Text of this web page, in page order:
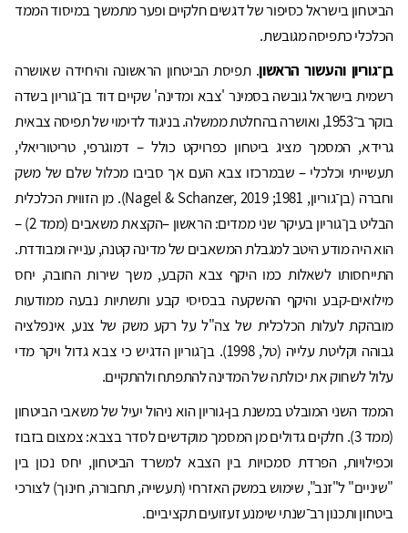
הביטחון בישראל כסיפור של דגשים חלקיים ופער מתמשך במיסוד הממד
הכלכלי כתפיסה מגובשת.
בן־גוריון והעשור הראשון. תפיסת הביטחון הראשונה והיחידה שאושרה
רשמית בישראל גובשה בסמינר 'צבא ומדינה' שקיים דוד בן־גוריון בשדה
בוקר ב־1953, ואושרה בהחלטת ממשלה. בניגוד לדימוי של תפיסה צבאית
גרידא, המסמך מציג ביטחון כפרויקט כולל – דמוגרפי, טריטוריאלי,
תעשייתי וכלכלי – שבמרכזו צבא העם אך סביבו מכלול שלם של משק
וחברה (בן־גוריון, 1981; Nagel & Schanzer, 2019). מן הזווית הכלכלית
הבליט בן־גוריון בעיקר שני ממדים: הראשון –הקצאת משאבים (ממד 2) –
הוא היה מודע היטב למגבלת המשאבים של מדינה קטנה, ענייה ומבודדת.
התייחסותו לשאלות כמו היקף צבא הקבע, משך שירות החובה, יחס
מילואים-קבע והיקף ההשקעה בבסיסי קבע ותשתיות נבעה ממודעות
מובהקת לעלות הכלכלית של צה"ל על רקע משק של צנע, אינפלציה
גבוהה וקליטת עלייה (טל, 1998). בן־גוריון הדגיש כי צבא גדול ויקר מדי
עלול לשחוק את יכולתה של המדינה להתפתח ולהתקיים.
הממד השני המובלט במשנת בן-גוריון הוא ניהול יעיל של משאבי הביטחון
(ממד 3). חלקים גדולים מן המסמך מוקדשים לסדר בצבא: צמצום בזבוז
וכפילויות, הפרדת סמכויות בין הצבא למשרד הביטחון, יחס נכון בין
"שיניים" ל"זנב", שימוש במשק האזרחי (תעשייה, תחבורה, חינוך) לצורכי
ביטחון ותכנון רב־שנתי שימנע זעזועים תקציביים.